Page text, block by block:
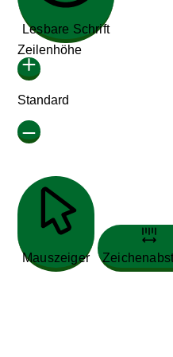
Lesbare Schrift
Zeilenhöhe
Standard
Mauszeiger